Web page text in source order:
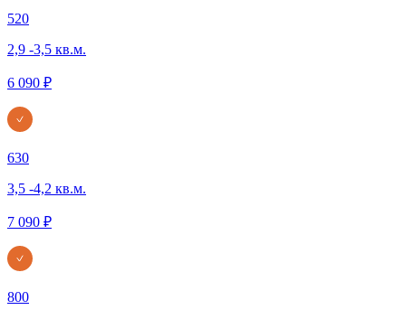
520
2,9 -3,5 кв.м.
6 090 ₽
630
3,5 -4,2 кв.м.
7 090 ₽
800